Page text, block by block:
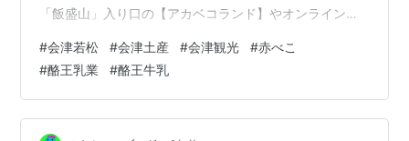
「飯盛山」入り口の【アカベコランド】やオンラインシ
ばかりで気になっていたので、さっそくアカベコランド
に買いに行ってきました！ 会津・赤べこのお土産ならこ
こ！飯盛山の『アカベコランド』 名前からして赤べこ好
きにはたまらない、アカベコランド。 会津若松の飯盛山
#会津若松 #会津土産 #会津観光 #赤べこ
#酪王乳業 #酪王牛乳